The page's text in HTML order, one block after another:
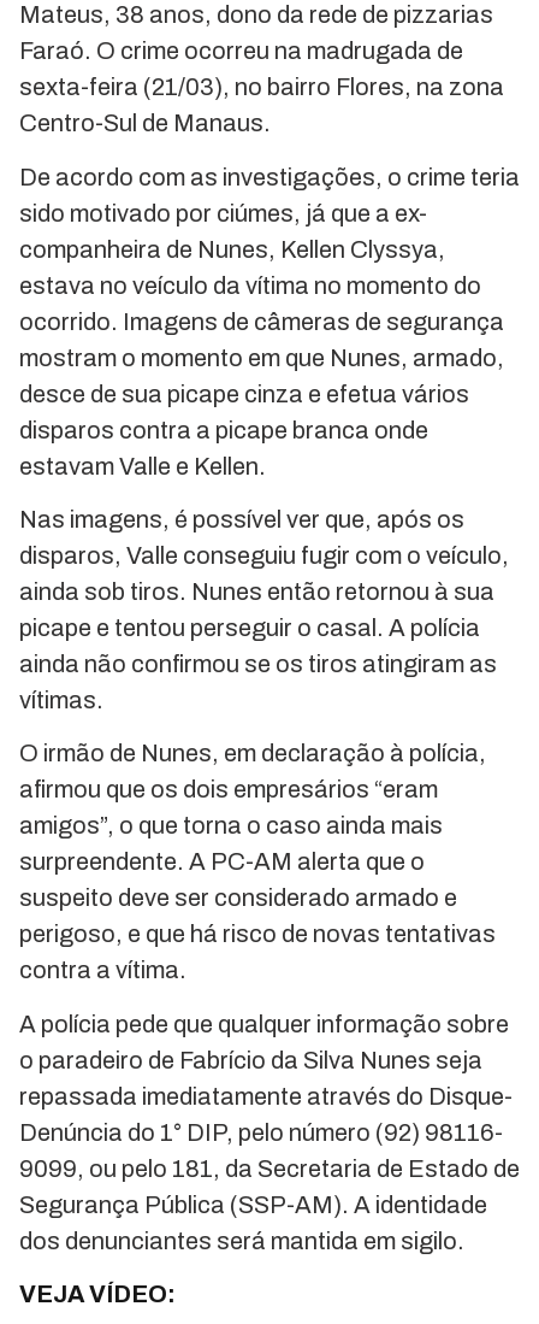
Mateus, 38 anos, dono da rede de pizzarias
Faraó. O crime ocorreu na madrugada de
sexta-feira (21/03), no bairro Flores, na zona
Centro-Sul de Manaus.
De acordo com as investigações, o crime teria
sido motivado por ciúmes, já que a ex-
companheira de Nunes, Kellen Clyssya,
estava no veículo da vítima no momento do
ocorrido. Imagens de câmeras de segurança
mostram o momento em que Nunes, armado,
desce de sua picape cinza e efetua vários
disparos contra a picape branca onde
estavam Valle e Kellen.
Nas imagens, é possível ver que, após os
disparos, Valle conseguiu fugir com o veículo,
ainda sob tiros. Nunes então retornou à sua
picape e tentou perseguir o casal. A polícia
ainda não confirmou se os tiros atingiram as
vítimas.
O irmão de Nunes, em declaração à polícia,
afirmou que os dois empresários “eram
amigos”, o que torna o caso ainda mais
surpreendente. A PC-AM alerta que o
suspeito deve ser considerado armado e
perigoso, e que há risco de novas tentativas
contra a vítima.
A polícia pede que qualquer informação sobre
o paradeiro de Fabrício da Silva Nunes seja
repassada imediatamente através do Disque-
Denúncia do 1° DIP, pelo número (92) 98116-
9099, ou pelo 181, da Secretaria de Estado de
Segurança Pública (SSP-AM). A identidade
dos denunciantes será mantida em sigilo.
VEJA VÍDEO: